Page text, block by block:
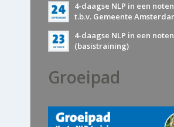
4-daagse NLP in een
t.b.v. Gemeente
4-daagse NLP in een
(basistraining)
Groeipad